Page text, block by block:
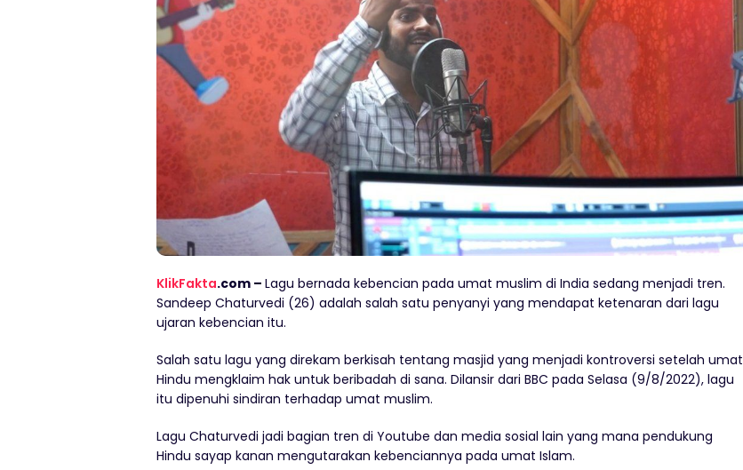
KlikFakta.com – Lagu bernada kebencian pada umat muslim di India sedang menjadi tren.
Sandeep Chaturvedi (26) adalah salah satu penyanyi yang mendapat ketenaran dari lagu
ujaran kebencian itu.
Salah satu lagu yang direkam berkisah tentang masjid yang menjadi kontroversi setelah umat
Hindu mengklaim hak untuk beribadah di sana. Dilansir dari BBC pada Selasa (9/8/2022), lagu
itu dipenuhi sindiran terhadap umat muslim.
Lagu Chaturvedi jadi bagian tren di Youtube dan media sosial lain yang mana pendukung
Hindu sayap kanan mengutarakan kebenciannya pada umat Islam.